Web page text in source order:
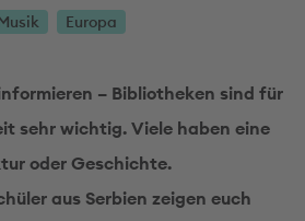
Europa
– Bibliotheken sind für
sehr wichtig. Viele haben eine
oder Geschichte.
aus Serbien zeigen euch